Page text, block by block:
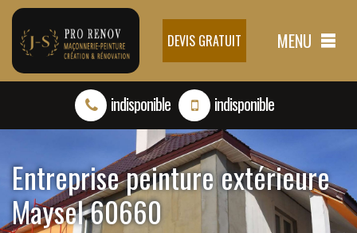
DEVIS GRATUIT MENU
indisponible indisponible
Entreprise peinture extérieure
Maysel 60660